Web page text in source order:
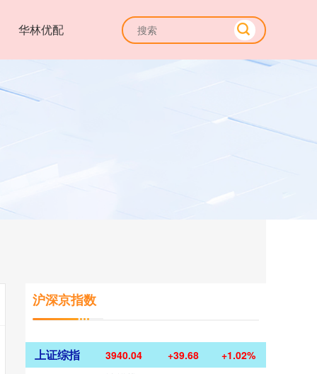
华林优配
沪深京指数
上证综指 3940.04 +39.68 +1.02%